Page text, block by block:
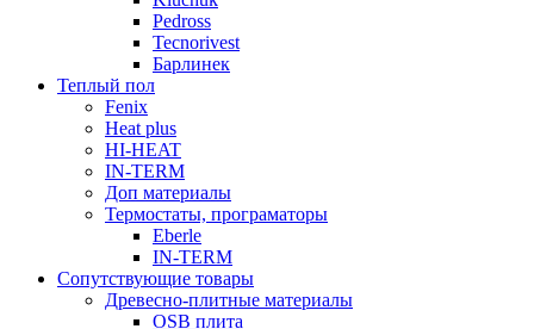
Pedross
Tecnorivest
Барлинек
Теплый пол
Fenix
Heat plus
HI-HEAT
IN-TERM
Доп материалы
Термостаты, програматоры
Eberle
IN-TERM
Сопутствующие товары
Древесно-плитные материалы
OSB плита